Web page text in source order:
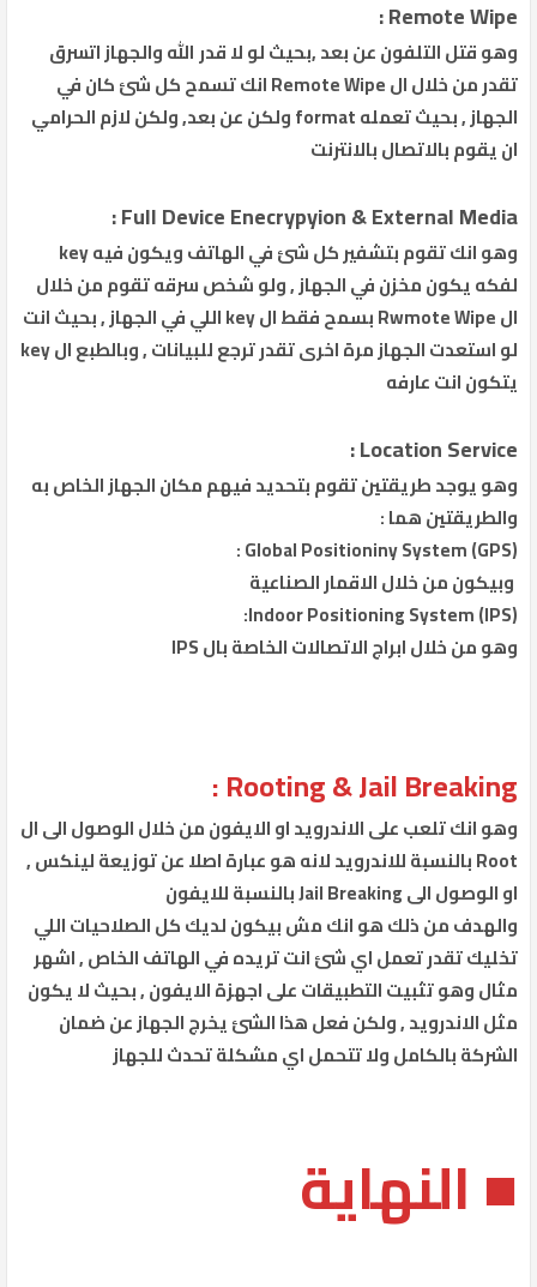
Remote Wipe :
وهو قتل التلفون عن بعد ,بحيث لو لا قدر الله والجهاز اتسرق
تقدر من خلال ال Remote Wipe انك تسمح كل شئ كان في
الجهاز , بحيث تعمله format ولكن عن بعد, ولكن لازم الحرامي
ان يقوم بالاتصال بالانترنت
Full Device Enecrypyion & External Media :
وهو انك تقوم بتشفير كل شئ في الهاتف ويكون فيه key
لفكه يكون مخزن في الجهاز , ولو شخص سرقه تقوم من خلال
ال Rwmote Wipe بسمح فقط ال key اللي في الجهاز , بحيث انت
لو استعدت الجهاز مرة اخرى تقدر ترجع للبيانات , وبالطبع ال key
يتكون انت عارفه
Location Service :
وهو يوجد طريقتين تقوم بتحديد فيهم مكان الجهاز الخاص به
والطريقتين هما :
Global Positioniny System (GPS) :
وبيكون من خلال الاقمار الصناعية
Indoor Positioning System (IPS):
وهو من خلال ابراج الاتصالات الخاصة بال IPS
Rooting & Jail Breaking :
وهو انك تلعب على الاندرويد او الايفون من خلال الوصول الى ال
Root بالنسبة للاندرويد لانه هو عبارة اصلا عن توزيعة لينكس ,
او الوصول الى Jail Breaking بالنسبة للايفون
والهدف من ذلك هو انك مش بيكون لديك كل الصلاحيات اللي
تخليك تقدر تعمل اي شئ انت تريده في الهاتف الخاص , اشهر
مثال وهو تثبيت التطبيقات على اجهزة الايفون , بحيث لا يكون
مثل الاندرويد , ولكن فعل هذا الشئ يخرج الجهاز عن ضمان
الشركة بالكامل ولا تتحمل اي مشكلة تحدث للجهاز
■ النهاية